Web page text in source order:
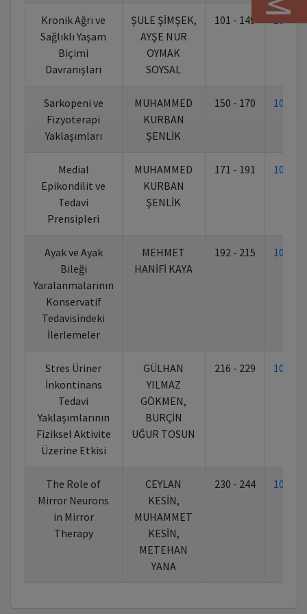
Kronik Ağrı ve
Sağlıklı Yaşam
Biçimi
Davranışları
ŞULE ŞİMŞEK,
AYŞE NUR
OYMAK
SOYSAL
101 - 149
Sarkopeni ve
Fizyoterapi
Yaklaşımları
MUHAMMED
KURBAN
ŞENLİK
150 - 170
Medial
Epikondilit ve
Tedavi
Prensipleri
MUHAMMED
KURBAN
ŞENLİK
171 - 191
Ayak ve Ayak
Bileği
Yaralanmalarının
Konservatif
Tedavisindeki
İlerlemeler
MEHMET
HANİFİ KAYA
192 - 215
Stres Üriner
İnkontinans
Tedavi
Yaklaşımlarının
Fiziksel Aktivite
Üzerine Etkisi
GÜLHAN
YILMAZ
GÖKMEN,
BURÇİN
UĞUR TOSUN
216 - 229
The Role of
Mirror Neurons
in Mirror
Therapy
CEYLAN
KESİN,
MUHAMMET
KESİN,
METEHAN
YANA
230 - 244